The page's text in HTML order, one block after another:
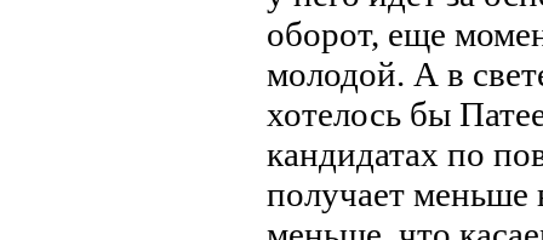
оборот, еще
молодой. А в
хотелось бы
кандидатах по
получает меньше